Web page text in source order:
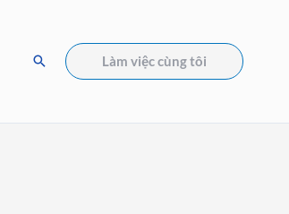
Tìm
Làm việc cùng tôi